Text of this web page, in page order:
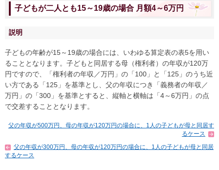
子どもが二人とも15～19歳の場合 月額4～6万円
説明
子どもの年齢が15～19歳の場合には、いわゆる算定表の表5を用い
ることとなります。子どもと同居する母（権利者）の年収が120万
円ですので、「権利者の年収／万円」の「100」と「125」のうち近
い方である「125」を基準とし、父の年収につき「義務者の年収／
万円」の「300」を基準とすると、縦軸と横軸は「4～6万円」の点
で交差することとなります。
父の年収が500万円、母の年収が120万円の場合に、1人の子どもが母と同居す
るケース
父の年収が300万円、母の年収が120万円の場合に、1人の子どもが母と同居
するケース